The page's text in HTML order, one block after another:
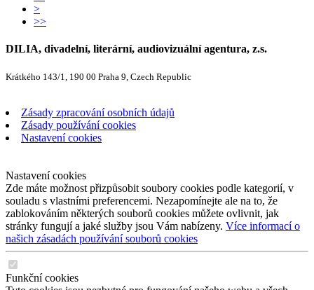
>
>>
DILIA, divadelní, literární, audiovizuální agentura, z.s.
Krátkého 143/1, 190 00 Praha 9, Czech Republic
Zásady zpracování osobních údajů
Zásady používání cookies
Nastavení cookies
Nastavení cookies
Zde máte možnost přizpůsobit soubory cookies podle kategorií, v
souladu s vlastními preferencemi. Nezapomínejte ale na to, že
zablokováním některých souborů cookies můžete ovlivnit, jak
stránky fungují a jaké služby jsou Vám nabízeny. Více informací o
našich zásadách používání souborů cookies
Funkční cookies